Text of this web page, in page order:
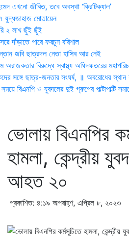
এখনো জীবিত, তবে অবস্থা ‘ক্রিটিক্যাল’
যুদ্ধজাহাজ মোতায়েন
২ লাখ ছুঁই ছুঁই
দাঁড়াতে পারে ফরচুন বরিশাল
জবি ছাত্রদল নেতা হাসিব আর নেই
অরাজকতার বিরুদ্ধে স্বাস্থ্য অধিদফতরের
সঙ্গে ছাত্র-জনতার সংঘর্ষ, ॥ অবরোধের স্থান
বিএনপি ও যুবদলের দুই গ্রুপের পাল্টাপাল্টি
ভোলায় বিএনপির
হামলা, কেন্দ্রীয়
আহত ২০
প্রকাশিত: ৪:১৯ অপরাহ্ণ, এপ্রিল ৮, ২০২৩